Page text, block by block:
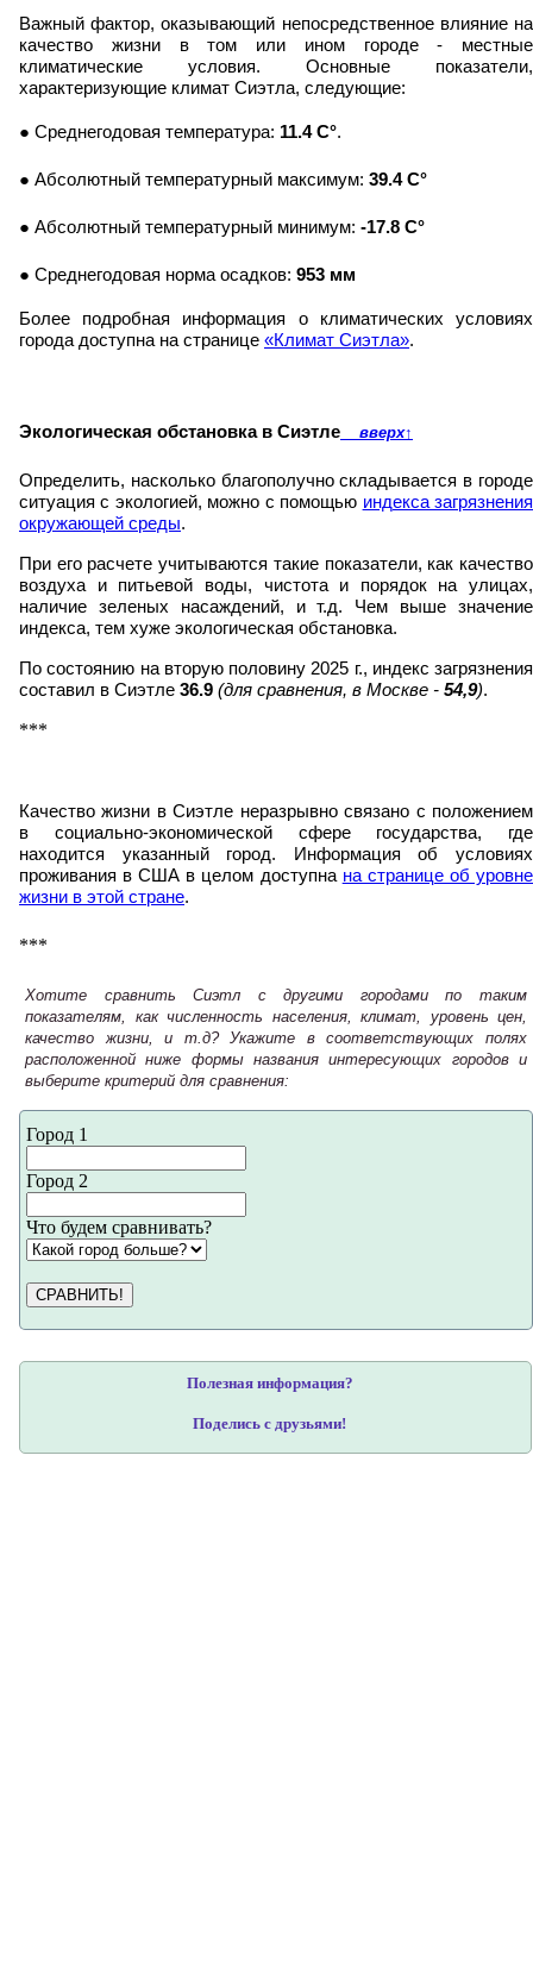
Важный фактор, оказывающий непосредственное влияние на
качество жизни в том или ином городе - местные
климатические условия. Основные показатели,
характеризующие климат Сиэтла, следующие:
● Среднегодовая температура: 11.4 C°.
● Абсолютный температурный максимум: 39.4 C°
● Абсолютный температурный минимум: -17.8 C°
● Среднегодовая норма осадков: 953 мм
Более подробная информация о климатических условиях
города доступна на странице «Климат Сиэтла».
Экологическая обстановка в Сиэтле вверх↑
Определить, насколько благополучно складывается в городе
ситуация с экологией, можно с помощью индекса загрязнения
окружающей среды.
При его расчете учитываются такие показатели, как качество
воздуха и питьевой воды, чистота и порядок на улицах,
наличие зеленых насаждений, и т.д. Чем выше значение
индекса, тем хуже экологическая обстановка.
По состоянию на вторую половину 2025 г., индекс загрязнения
составил в Сиэтле 36.9 (для сравнения, в Москве - 54,9).
***
Качество жизни в Сиэтле неразрывно связано с положением
в социально-экономической сфере государства, где
находится указанный город. Информация об условиях
проживания в США в целом доступна на странице об уровне
жизни в этой стране.
***
Хотите сравнить Сиэтл с другими городами по таким
показателям, как численность населения, климат, уровень цен,
качество жизни, и т.д? Укажите в соответствующих полях
расположенной ниже формы названия интересующих городов и
выберите критерий для сравнения:
Город 1
Город 2
Что будем сравнивать?
СРАВНИТЬ!
Полезная информация?
Поделись с друзьями!